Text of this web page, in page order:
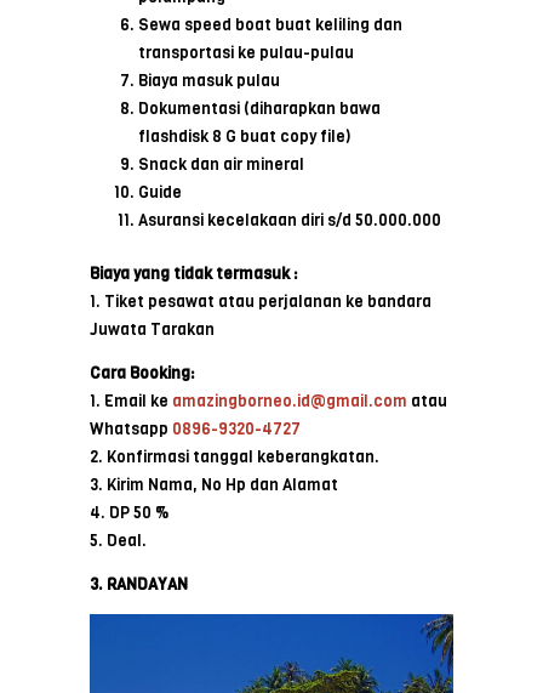
Sewa speed boat buat keliling dan
transportasi ke pulau-pulau
Biaya masuk pulau
Dokumentasi (diharapkan bawa
flashdisk 8 G buat copy file)
Snack dan air mineral
Guide
Asuransi kecelakaan diri s/d 50.000.000
Biaya yang tidak termasuk :
1. Tiket pesawat atau perjalanan ke bandara
Juwata Tarakan
Cara Booking:
1. Email ke amazingborneo.id@gmail.com atau
Whatsapp 0896-9320-4727
2. Konfirmasi tanggal keberangkatan.
3. Kirim Nama, No Hp dan Alamat
4. DP 50 %
5. Deal.
3. RANDAYAN